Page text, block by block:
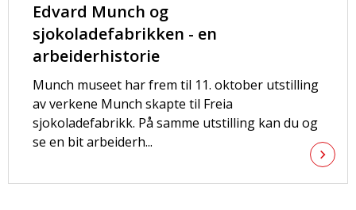
Edvard Munch og
sjokoladefabrikken - en
arbeiderhistorie
Munch museet har frem til 11. oktober utstilling
av verkene Munch skapte til Freia
sjokoladefabrikk. På samme utstilling kan du og
se en bit arbeiderh...